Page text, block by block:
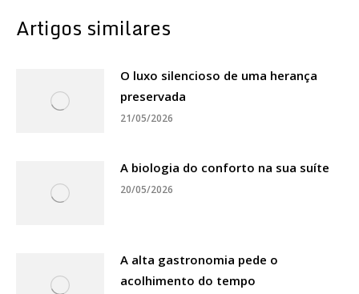
Artigos similares
O luxo silencioso de uma herança
preservada
21/05/2026
A biologia do conforto na sua suíte
20/05/2026
A alta gastronomia pede o
acolhimento do tempo